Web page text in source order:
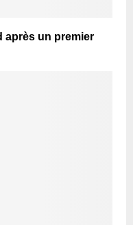
après un premier